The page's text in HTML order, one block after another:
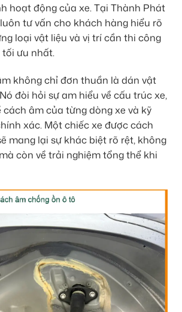
hoạt động của xe. Tại Thành Phát
tư vấn cho khách hàng hiểu rõ
loại vật liệu và vị trí cần thi công
ưu nhất.
không chỉ đơn thuần là dán vật
đòi hỏi sự am hiểu về cấu trúc xe,
cách âm của từng dòng xe và kỹ
xác. Một chiếc xe được cách
mang lại sự khác biệt rõ rệt, không
còn về trải nghiệm tổng thể khi